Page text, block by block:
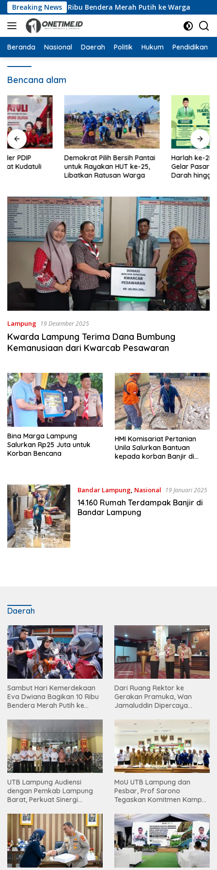
Langsung
ke
konten
Breaking News
Bagikan 10 Ribu Bendera Merah Putih ke Warga
Beranda Nasional Daerah Politik Hukum Pendidikan
Bencana alam
Demokrat Pilih Bersih Pantai
untuk Rayakan HUT ke-25,
Libatkan Ratusan Warga
Harlah ke-28, PKB Lampung
Gelar Pasar Murah, Donor
Darah hingga Dialog
Lampung 19 Desember 2025
Kwarda Lampung Terima Dana Bumbung
Kemanusiaan dari Kwarcab Pesawaran
Bina Marga Lampung
Salurkan Rp25 Juta untuk
Korban Bencana
HMI Komisariat Pertanian
Unila Salurkan Bantuan
kepada korban Banjir di
Bandar Lampung, Nasional 19 Januari 2025
14.160 Rumah Terdampak Banjir di
Bandar Lampung
Daerah
Sambut Hari Kemerdekaan
Eva Dwiana Bagikan 10 Ribu
Bendera Merah Putih ke
Dari Ruang Rektor ke
Gerakan Pramuka, Wan
Jamaluddin Dipercaya
UTB Lampung Audiensi
dengan Pemkab Lampung
Barat, Perkuat Sinergi
Tinggi
MoU UTB Lampung dan
Pesbar, Prof Sarono
Tegaskan Komitmen Kampus
Masyarakat